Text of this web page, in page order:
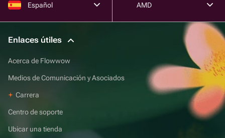
Español AMD
Enlaces útiles
Acerca de Flowwow
Medios de Comunicación y Asociados
Carrera
Centro de soporte
Ubicar una tienda